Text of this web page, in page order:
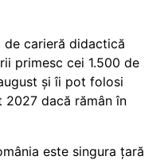
de carieră didactică
primesc cei 1.500 de
și îi pot folosi
2027 dacă rămân în
este singura țară